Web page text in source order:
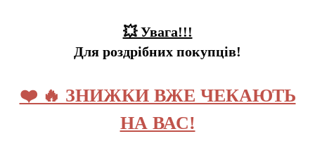
💥 Увага!!!
Для роздрібних покупців!
❤️ 🔥 ЗНИЖКИ ВЖЕ ЧЕКАЮТЬ
НА ВАС!